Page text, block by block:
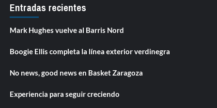
Entradas recientes
Mark Hughes vuelve al Barris Nord
Boogie Ellis completa la línea exterior verdinegra
No news, good news en Basket Zaragoza
Experiencia para seguir creciendo